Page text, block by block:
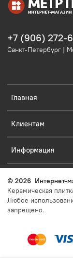
Главная
Клиентам
Информация
+7 (906) 272-
Санкт-Петербург |
© 2026 Интернет-
Керамическая
Любое
запрещено.